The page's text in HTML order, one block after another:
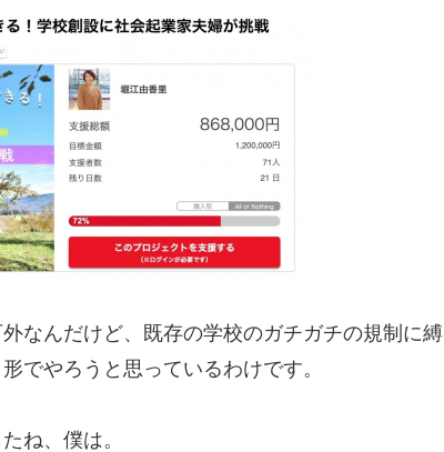
なんだけど、既存の学校のガチガチの規制に縛
でやろうと思っているわけです。
ね、僕は。